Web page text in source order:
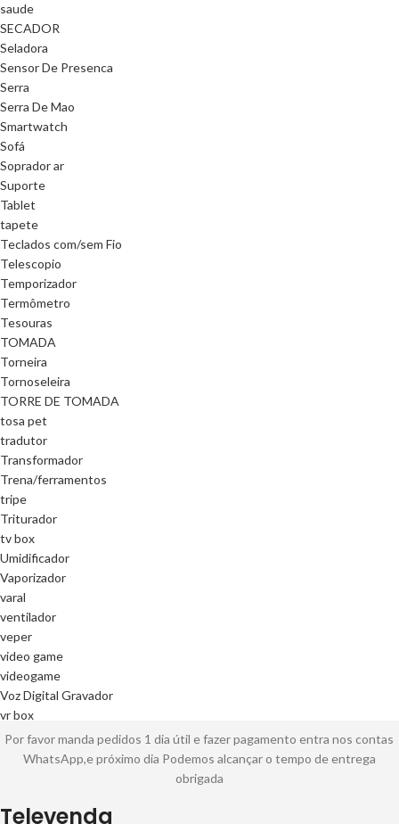
saude
SECADOR
Seladora
Sensor De Presenca
Serra
Serra De Mao
Smartwatch
Sofá
Soprador ar
Suporte
Tablet
tapete
Teclados com/sem Fio
Telescopio
Temporizador
Termômetro
Tesouras
TOMADA
Torneira
Tornoseleira
TORRE DE TOMADA
tosa pet
tradutor
Transformador
Trena/ferramentos
tripe
Triturador
tv box
Umidificador
Vaporizador
varal
ventilador
veper
video game
videogame
Voz Digital Gravador
vr box
Por favor manda pedidos 1 dia útil e fazer pagamento entra nos contas
WhatsApp,e próximo dia Podemos alcançar o tempo de entrega
obrigada
Televenda